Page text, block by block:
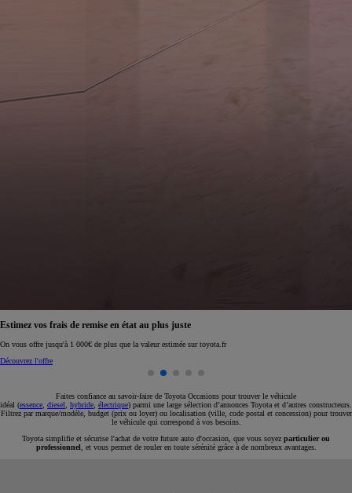
Réservez en ligne votre occasion pour 1€ seulement
Réservez en ligne
Faites confiance au savoir-faire de Toyota Occasions pour trouver le véhicule
idéal (essence diesel hybride électrique) parmi une large sélection d’annonces Toyota et d’autres constructeurs.
Filtrez par marque/modèle, budget (prix ou loyer) ou localisation (ville, code postal et concession) pour trouver
le véhicule qui correspond à vos besoins.
Toyota simplifie et sécurise l'achat de votre future auto d'occasion, que vous soyez particulier ou
professionnel , et vous permet de rouler en toute sérénité grâce à de nombreux avantages.